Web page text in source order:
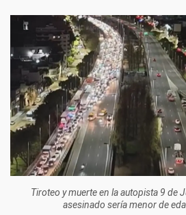
Tiroteo y muerte en la autopista 9 de
asesinado sería menor de